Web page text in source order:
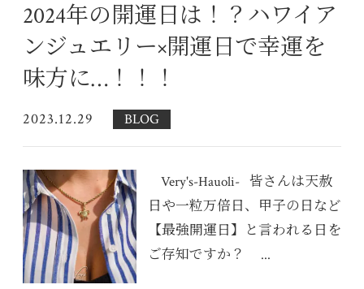
2024年の開運日は！？ハワイア
ンジュエリー×開運日で幸運を
味方に…！！！
2023.12.29 BLOG
Very's-Hauoli- 皆さんは天赦
日や一粒万倍日、甲子の日など
【最強開運日】と言われる日を
ご存知ですか？ ...